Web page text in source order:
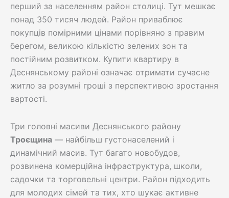
перший за населенням район столиці. Тут мешкає
понад 350 тисяч людей. Район приваблює
покупців помірними цінами порівняно з правим
берегом, великою кількістю зелених зон та
постійним розвитком. Купити квартиру в
Деснянському районі означає отримати сучасне
житло за розумні гроші з перспективою зростання
вартості.
Три головні масиви Деснянського району
Троєщина — найбільш густонаселений і
динамічний масив. Тут багато новобудов,
розвинена комерційна інфраструктура, школи,
садочки та торговельні центри. Район підходить
для молодих сімей та тих, хто шукає активне